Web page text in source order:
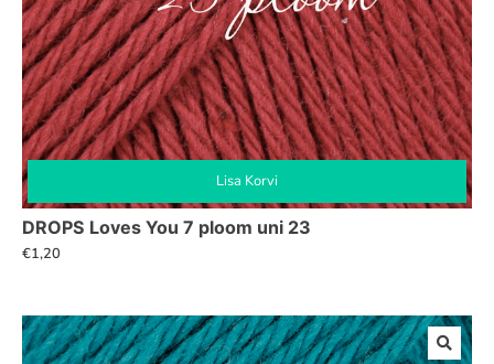
Lisa Korvi
DROPS Loves You 7 ploom uni 23
€1,20